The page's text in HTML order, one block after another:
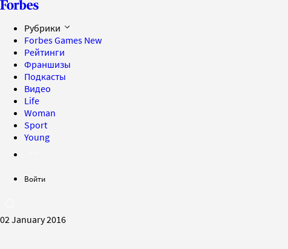
Рубрики
Forbes Games New
Рейтинги
Франшизы
Подкасты
Видео
Life
Woman
Sport
Young
Войти
02 January 2016